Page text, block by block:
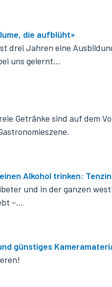
die aufblüht»
drei Jahren eine
uns gelernt…
Getränke sind auf dem
Alkohol trinken:
und in der ganzen
–…
günstiges